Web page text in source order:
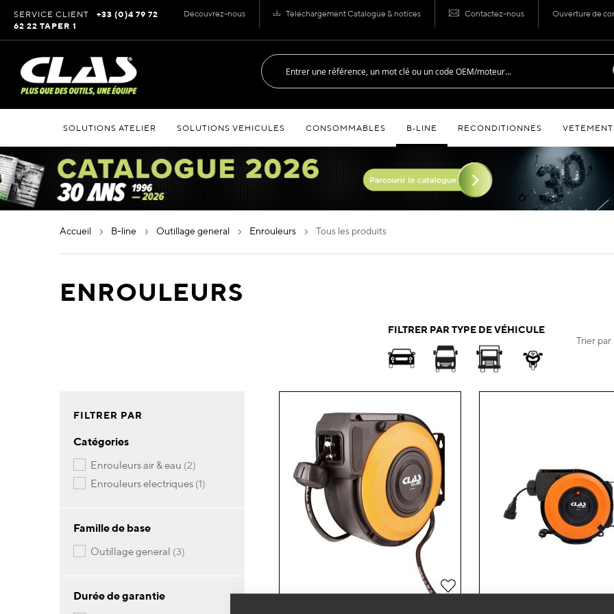
Découvrez-nous Téléchargement Catalogue & notices Contactez-nous Ouverture de
au
contenu
SERVICE CLIENT
+33 (0)4 79 72
62 22 TAPER 1
SOLUTIONS ATELIER SOLUTIONS VEHICULES CONSOMMABLES B‑LINE RECONDITIONNÉS
accueil b-line outillage general enrouleurs tous les produits
ENROULEURS
FILTRER PAR TYPE DE VÉHICULE
Trier par
Ajouter
FILTRER PAR
Catégories
enrouleurs air & eau 2articles
enrouleurs electriques 1article
Famille de base
outillage general 3articles
Durée de garantie